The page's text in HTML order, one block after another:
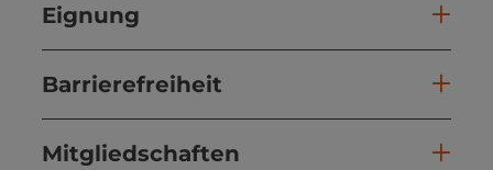
Eignung
Barrierefreiheit
Mitgliedschaften